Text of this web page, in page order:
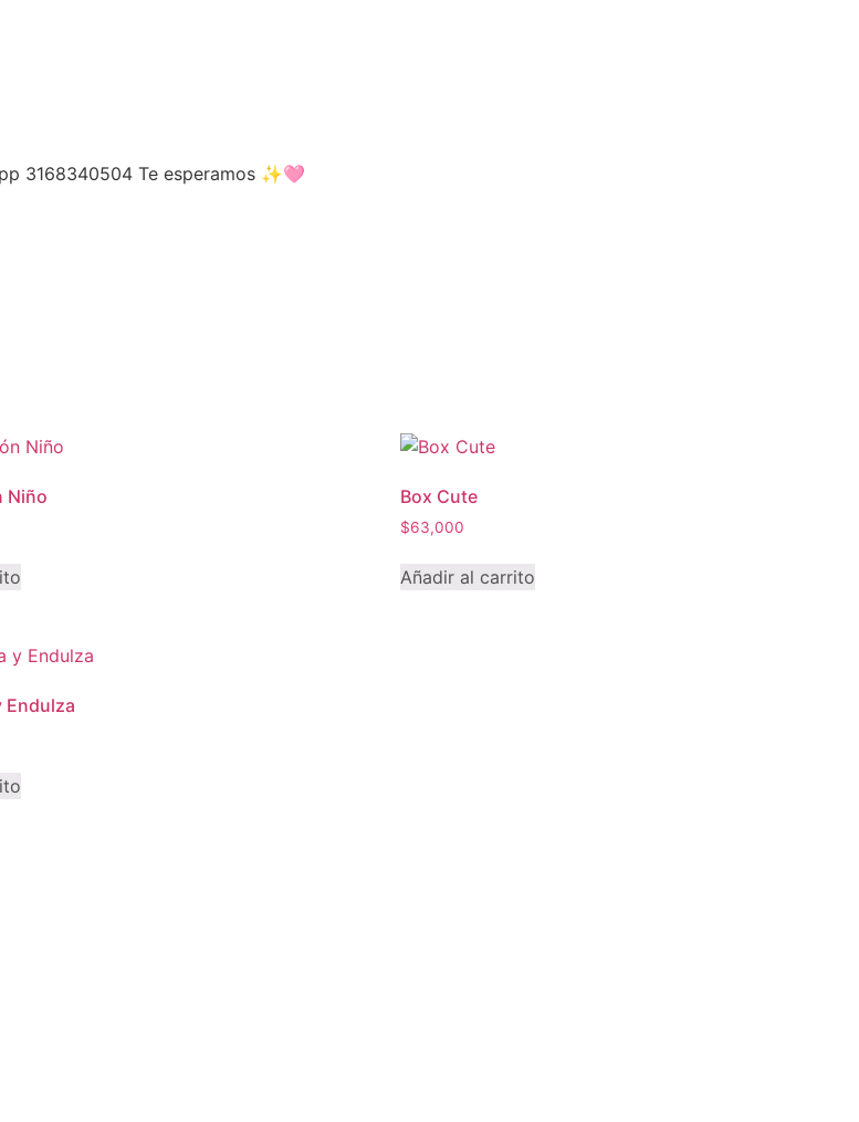
3168340504 Te esperamos ✨🩷
Niño Box Cute
$63,000
Añadir al carrito
Endulza